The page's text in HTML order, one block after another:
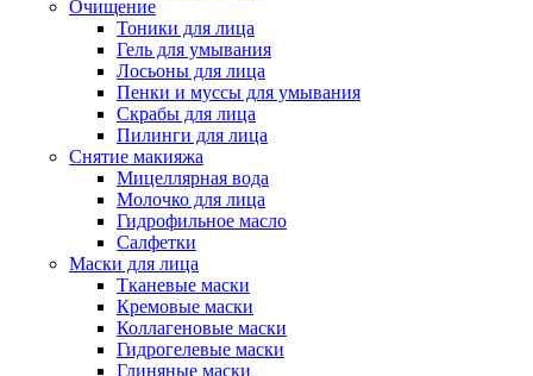
Очищение
Тоники для лица
Гель для умывания
Лосьоны для лица
Пенки и муссы для умывания
Скрабы для лица
Пилинги для лица
Снятие макияжа
Мицеллярная вода
Молочко для лица
Гидрофильное масло
Салфетки
Маски для лица
Тканевые маски
Кремовые маски
Коллагеновые маски
Гидрогелевые маски
Глиняные маски